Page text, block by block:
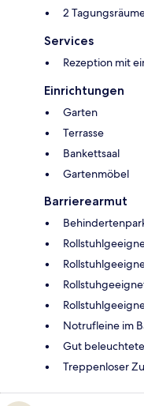
2
Services
Rezeption mit
Einrichtungen
Garten
Terrasse
Bankettsaal
Gartenmöbel
Barrierearmut
Notrufleine im
Gut
Treppenloser